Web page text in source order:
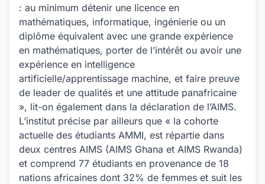
: au minimum détenir une licence en
mathématiques, informatique, ingénierie ou un
diplôme équivalent avec une grande expérience
en mathématiques, porter de l’intérêt ou avoir une
expérience en intelligence
artificielle/apprentissage machine, et faire preuve
de leader de qualités et une attitude panafricaine
», lit-on également dans la déclaration de l’AIMS.
L’institut précise par ailleurs que « la cohorte
actuelle des étudiants AMMI, est répartie dans
deux centres AIMS (AIMS Ghana et AIMS Rwanda)
et comprend 77 étudiants en provenance de 18
nations africaines dont 32% de femmes et suit les